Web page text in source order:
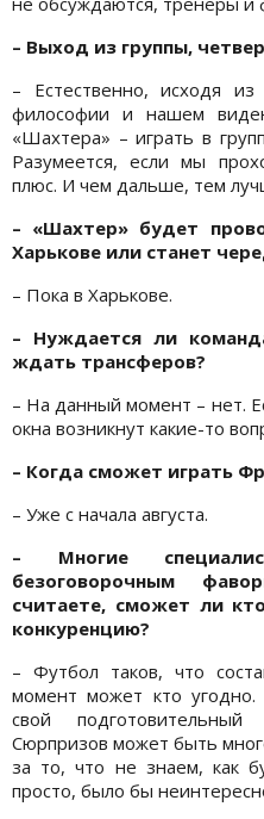
– Выход из группы,
– Естественно, исходя
философии и нашем
«Шахтера» – играть в
Разумеется, если мы
плюс. И чем дальше, тем
– «Шахтер» будет
Харькове или станет
– Пока в Харькове.
– Нуждается ли
ждать трансферов?
– На данный момент – нет.
окна возникнут какие-то
– Когда сможет играть
– Уже с начала августа.
– Многие
безоговорочным
считаете, сможет ли
конкуренцию?
– Футбол таков, что
момент может кто
свой
Сюрпризов может быть
за то, что не знаем, как
просто, было бы